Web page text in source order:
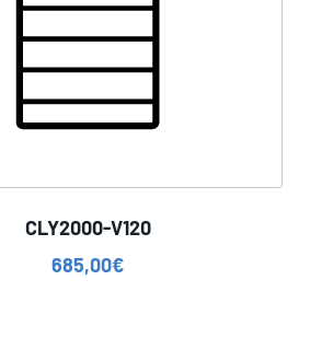
CLY2000-V120
685,00€